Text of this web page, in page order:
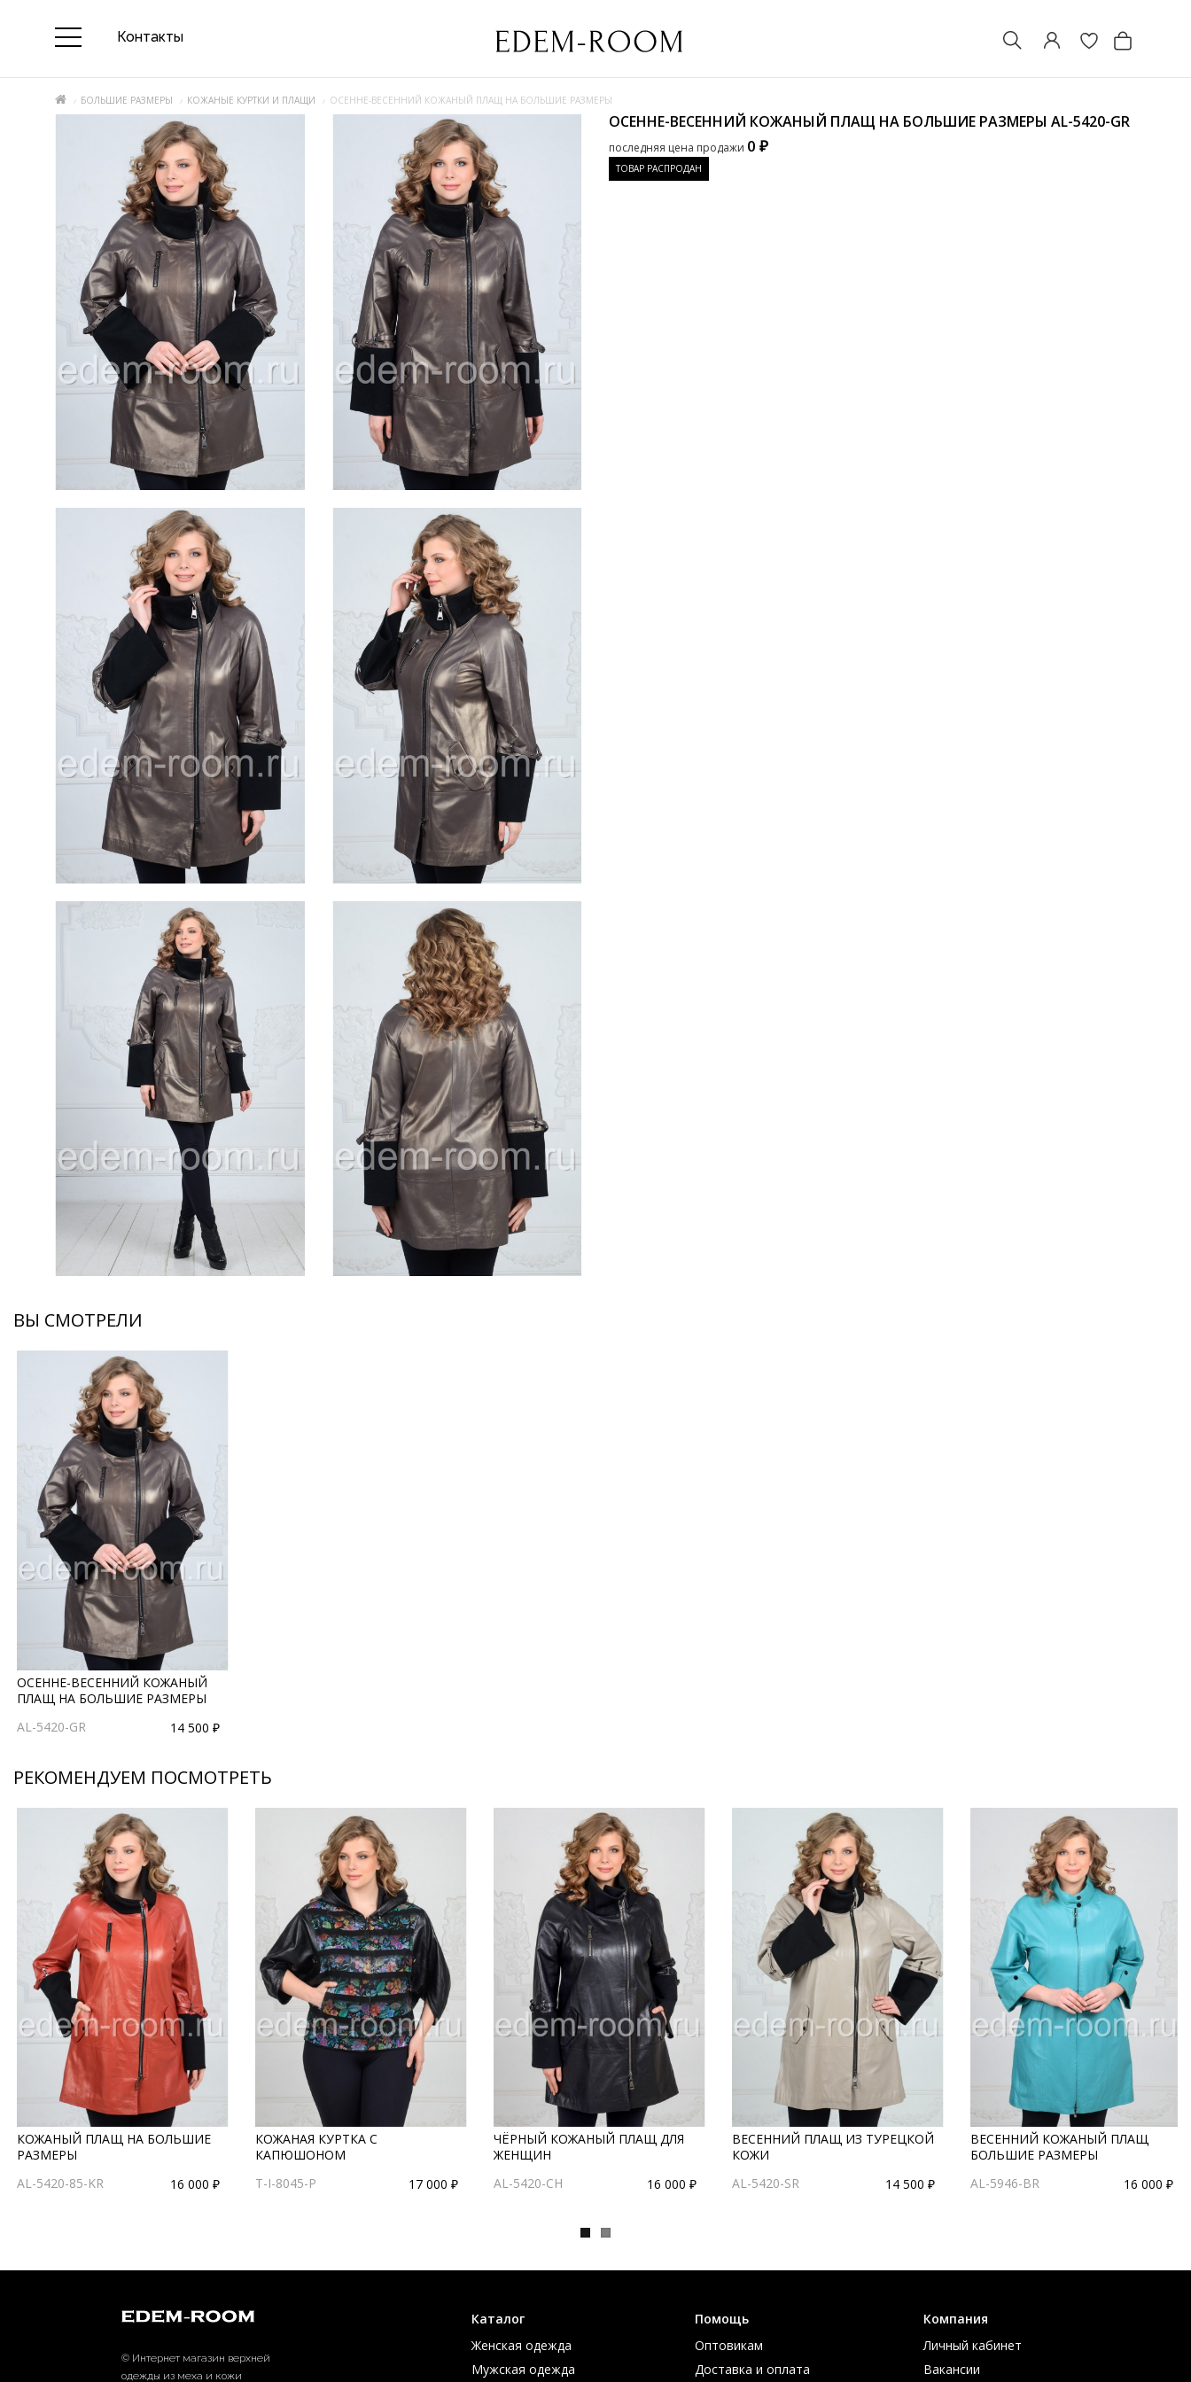
Контакты
БОЛЬШИЕ РАЗМЕРЫ КОЖАНЫЕ КУРТКИ И ПЛАЩИ ОСЕННЕ-ВЕСЕННИЙ КОЖАНЫЙ ПЛАЩ НА БОЛЬШИЕ РАЗМЕРЫ
ОСЕННЕ-ВЕСЕННИЙ КОЖАНЫЙ ПЛАЩ НА БОЛЬШИЕ РАЗМЕРЫ AL-5420-GR
последняя цена продажи 0 ₽
ТОВАР РАСПРОДАН
ВЫ СМОТРЕЛИ
ОСЕННЕ-ВЕСЕННИЙ КОЖАНЫЙ
ПЛАЩ НА БОЛЬШИЕ РАЗМЕРЫ
AL-5420-GR
14 500 ₽
РЕКОМЕНДУЕМ ПОСМОТРЕТЬ
КОЖАНЫЙ ПЛАЩ НА БОЛЬШИЕ
РАЗМЕРЫ
AL-5420-85-KR
16 000 ₽
КОЖАНАЯ КУРТКА С
КАПЮШОНОМ
T-I-8045-P
17 000 ₽
ЧЁРНЫЙ КОЖАНЫЙ ПЛАЩ ДЛЯ
ЖЕНЩИН
AL-5420-CH
16 000 ₽
ВЕСЕННИЙ ПЛАЩ ИЗ ТУРЕЦКОЙ
КОЖИ
AL-5420-SR
14 500 ₽
ВЕСЕННИЙ КОЖАНЫЙ ПЛАЩ
БОЛЬШИЕ РАЗМЕРЫ
AL-5946-BR
16 000 ₽
© Интернет магазин верхней
одежды из меха и кожи
Каталог
Женская одежда
Мужская одежда
Помощь
Оптовикам
Доставка и оплата
Компания
Личный кабинет
Вакансии